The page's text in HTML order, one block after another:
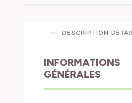
DESCRIPTION
INFORMATIONS
GÉNÉRALES